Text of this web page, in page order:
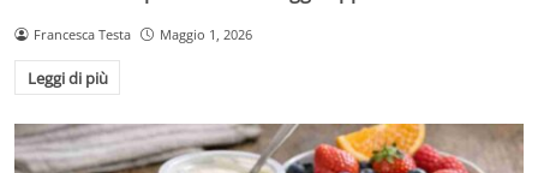
Francesca Testa Maggio 1, 2026
Leggi di più